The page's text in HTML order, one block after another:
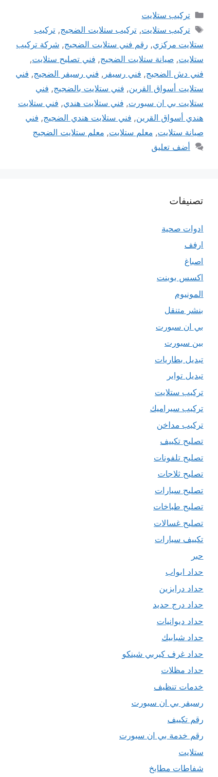
التصنيفات
تركيب ستلايت
الوسوم
تركيب ستلايت,تركيب ستلايت الضجيج,تركيب
ستلايت مركزي, رقم فني ستلايت الضجيج, شركة تركيب
ستلايت, صيانة ستلايت الضجيج, فني تصليح ستلايت,
فني دش الضجيج, فني رسيفر , فني رسيفر الضجيج, فني
ستلايت أسواق القرين, فني ستلايت بالضجيج, فني
ستلايت بي ان سبورت, فني ستلايت هندي, فني ستلايت
هندي أسواق القرين, فني ستلايت هندي الضجيج, فني
صيانة ستلايت, معلم ستلايت, معلم ستلايت الضجيج
أضف تعليق
تصنيفات
ادوات صحية
ارفف
اصباغ
اكسس بوينت
المونيوم
بنشر متنقل
بي ان سبورت
بين سبورت
تبديل بطاريات
تبديل تواير
تركيب ستلايت
تركيب سيراميك
تركيب مداخن
تصليح تكييف
تصليح تلفونات
تصليح ثلاجات
تصليح سيارات
تصليح طباخات
تصليح غسالات
تكييف سيارات
حبر
حداد ابواب
حداد درابزين
حداد درج حديد
حداد ديوانيات
حداد شبابيك
حداد غرف كيربي شينكو
حداد مظلات
خدمات تنظيف
رسيفر بي ان سبورت
رقم تكييف
رقم خدمة بي ان سبورت
ستلايت
شفاطات مطابخ